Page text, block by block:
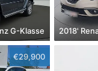
G-Klasse 2018'
€29,900